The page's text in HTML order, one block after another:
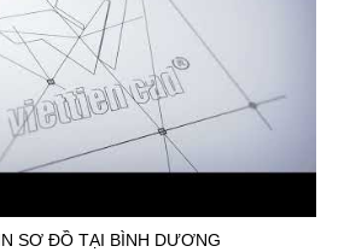
SƠ ĐỒ TẠI BÌNH DƯƠNG